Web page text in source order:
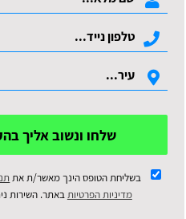
שלחו ונשוב אליך
בשליחת הטופס הינך מאשר/ת את
מדיניות הפרטיותבאתר. השירות